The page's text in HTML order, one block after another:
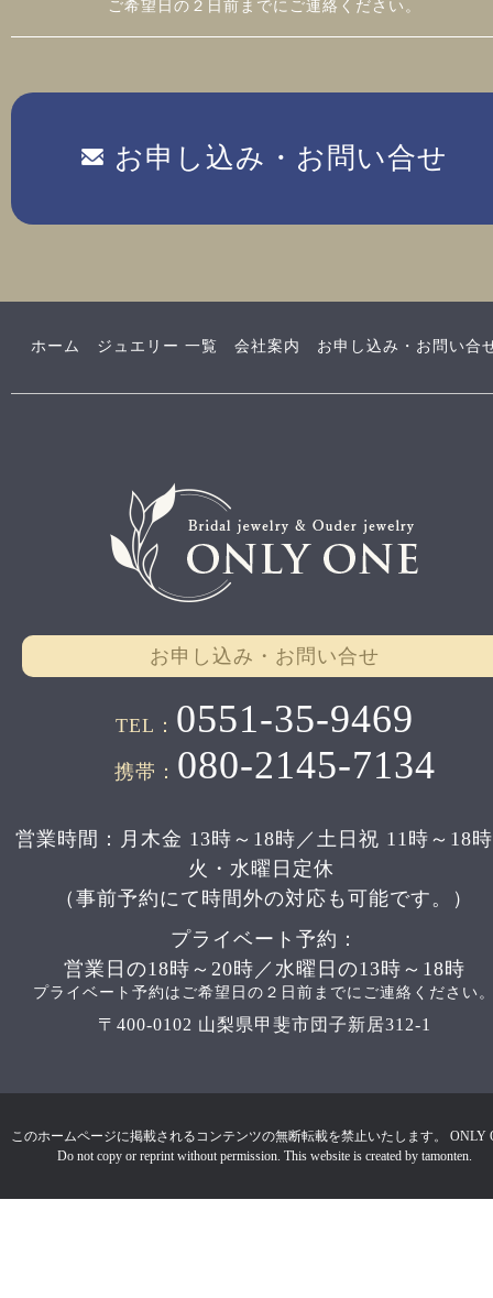
ご希望日の２日前までにご連絡ください。
お申し込み・お問い合せ
ホーム ジュエリー 一覧 会社案内 お申し込み・お問い合
お申し込み・お問い合せ
TEL： 0551-35-9469
携帯： 080-2145-7134
営業時間：月木金 13時～18時／土日祝 11時～18
火・水曜日定休
（事前予約にて時間外の対応も可能です。）
プライベート予約：
営業日の18時～20時／水曜日の13時～18時
プライベート予約はご希望日の２日前までにご連絡ください
〒400-0102 山梨県甲斐市団子新居312-1
このホームページに掲載されるコンテンツの無断転載を禁止いたします。 ONLY
Do not copy or reprint without permission. This website is created by tamonten.